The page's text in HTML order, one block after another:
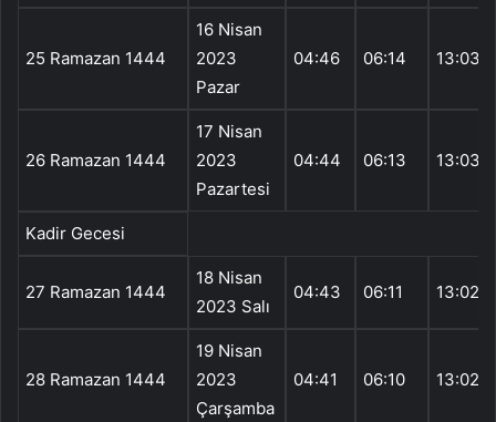
25 Ramazan 1444
16 Nisan
2023
Pazar
04:46 06:14 13:03
26 Ramazan 1444
17 Nisan
2023
Pazartesi
04:44 06:13 13:03
Kadir Gecesi
27 Ramazan 1444
18 Nisan
2023 Salı
04:43 06:11 13:02
28 Ramazan 1444
19 Nisan
2023
Çarşamba
04:41 06:10 13:02